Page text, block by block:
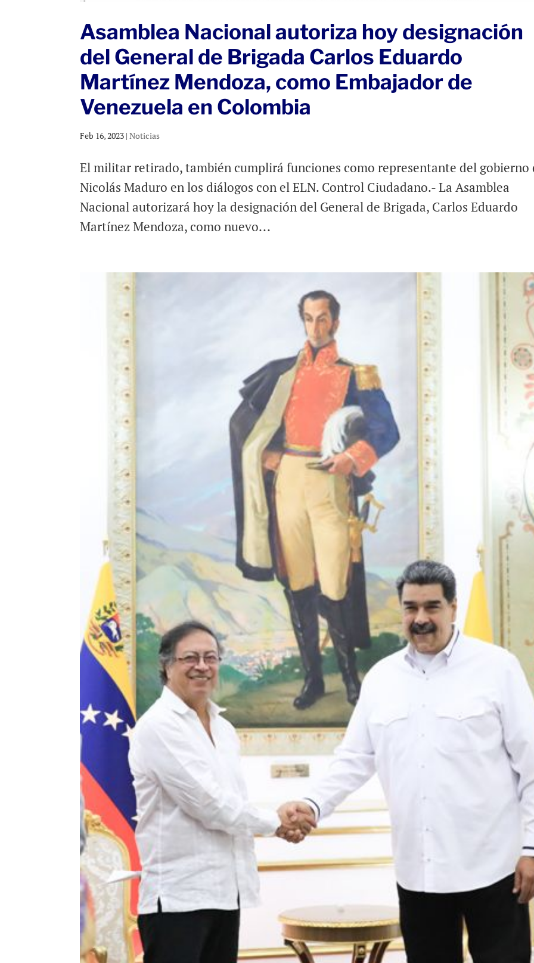
Asamblea Nacional autoriza hoy designación
del General de Brigada Carlos Eduardo
Martínez Mendoza, como Embajador de
Venezuela en Colombia
Feb 16, 2023 |Noticias
El militar retirado, también cumplirá funciones como representante del gobierno
Nicolás Maduro en los diálogos con el ELN. Control Ciudadano.- La Asamblea
Nacional autorizará hoy la designación del General de Brigada, Carlos Eduardo
Martínez Mendoza, como nuevo...